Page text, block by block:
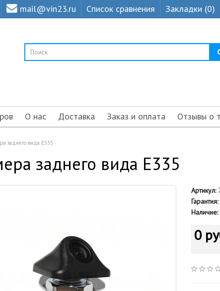
mail@vin23.ru Список сравнения Закладки (0)
О нас Доставка Заказ и оплата Отзывы о
заднего вида E335
заднего вида E335
Артикул:
Гарантия:
Наличие:
0